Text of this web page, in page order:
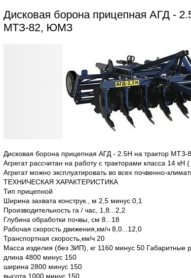
Дисковая борона прицепная АГД -
МТЗ-82, ЮМЗ
Дисковая борона прицепная АГД - 2.5Н на трактор
Агрегат рассчитан на работу с тракторами класса 14 кН (
Агрегат можно эксплуатировать во всех почвенно-
ТЕХНИЧЕСКАЯ ХАРАКТЕРИСТИКА
Тип прицепной
Ширина захвата конструк., м 2,5 минус 0,1
Производительность га / час, 1,8...2,2
Глубина обработки почвы, см 8...18
Рабочая скорость движения,км/ч 8,0...12,0
Транспортная скорость,км/ч 20
Масса изделия (без ЗИП), кг 1160 минус 50
длина 4800 минус 150
ширина 2800 минус 150
высота 1000 минус 150